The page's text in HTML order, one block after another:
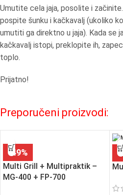
Umutite cela jaja, posolite i
pospite šunku i kačkavalj (ukoliko
umutiti ga direktno u jaja). Kada se
kačkavalj istopi, preklopite ih,
toplo.
Prijatno!
Preporučeni proizvodi:
-49%
Multi Grill + Multipraktik –
MG-400 + FP-700
-